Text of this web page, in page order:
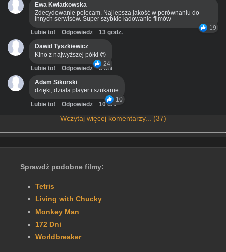
Ewa Kwiatkowska
Zdecydowanie polecam. Najlepsza jakość w porównaniu do
innych serwisów. Super szybkie ładowanie filmów
19
Lubie to! Odpowiedz
13 godz.
Dawid Tyszkiewicz
Kino z najwyższej półki 😍
24
Lubie to! Odpowiedz
3 dni
Adam Sikorski
dzięki, działa player i szukanie
10
Lubie to! Odpowiedz 10 dni
Wczytaj więcej komentarzy... (37)
Sprawdź podobne filmy:
Tetris
Living with Chucky
Monkey Man
172 Dni
Worldbreaker